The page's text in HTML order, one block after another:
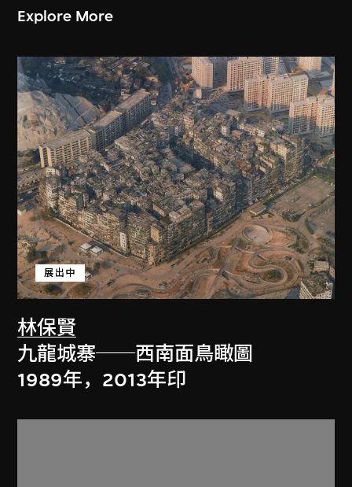
Explore More
林保賢
展出中
九龍城寨──西南面鳥瞰圖
1989年，2013年印